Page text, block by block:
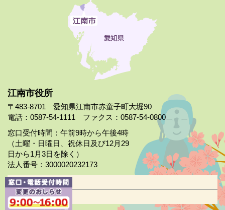
江南市役所
〒483-8701 愛知県江南市赤童子町大堀90
電話：0587-54-1111 ファクス：0587-54-0800
窓口受付時間：午前9時から午後4時
（土曜・日曜日、祝休日及び12月29
日から1月3日を除く）
法人番号：3000020232173
市役所案内
日曜市役所